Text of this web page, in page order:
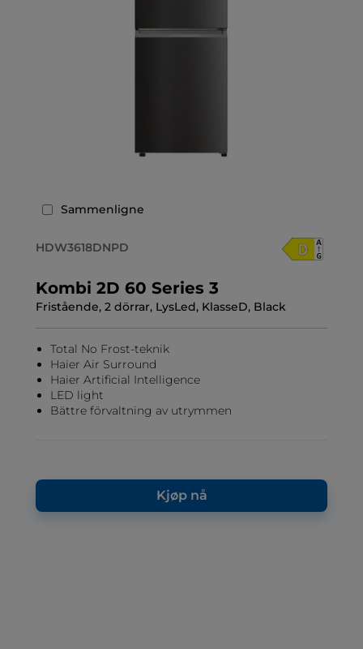
Sammenligne
HDW3618DNPD
Kombi 2D 60 Series 3
Fristående, 2 dörrar, LysLed, KlasseD, Black
Total No Frost-teknik
Haier Air Surround
Haier Artificial Intelligence
LED light
Bättre förvaltning av utrymmen
Kjøp nå